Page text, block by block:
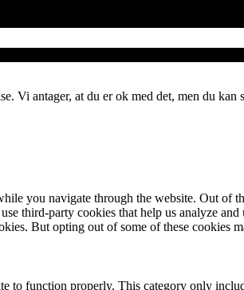
Vi antager, at du er ok med det, men du kan
you navigate through the website. Out of
third-party cookies that help us analyze
But opting out of some of these cookies
to function properly. This category only